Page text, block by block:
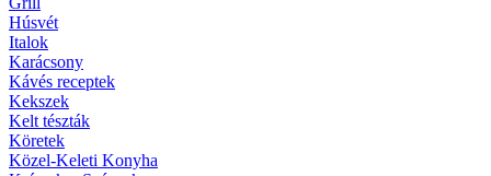
Húsvét
Italok
Karácsony
Kávés receptek
Kekszek
Kelt tészták
Köretek
Közel-Keleti Konyha